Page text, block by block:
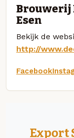
Brouwerij
Esen
Bekijk de
http://
Facebook
Export